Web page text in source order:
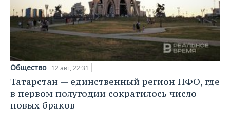
ОТКРЫТАЯ ЛЕКЦИЯ
БАСКЕТБОЛ
ВОЛЕЙБОЛ
КИБЕРСПОРТ
ФИГУРНОЕ КАТАНИЕ
ВОДНЫЕ ВИДЫ СПОРТА
ХОККЕЙ С МЯЧОМ
ИНФРАСТРУКТУРА
ИСТОРИЯ
КУЛЬТУРА
МЕДИЦИНА
ОБРАЗОВАНИЕ
ПРОИСШЕСТВИЯ
СПРАВОЧНИК
СПИСОК ПЕРСОН
СПИСОК КОМПАНИЙ
ПОЛНАЯ ВЕРСИЯ
Общество 12 авг, 22:31
Татарстан — единственный регион ПФО, где
в первом полугодии сократилось число
новых браков